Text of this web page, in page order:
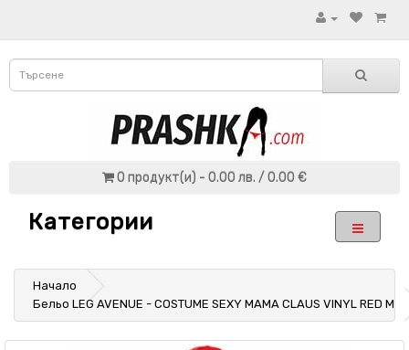
0 продукт(и) - 0.00 лв. / 0.00 €
Категории
Начало
Бельо LEG AVENUE - COSTUME SEXY MAMA CLAUS VINYL RED M